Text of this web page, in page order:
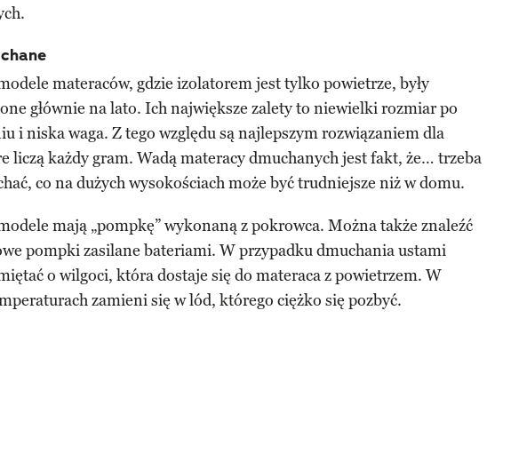
materaców, gdzie izolatorem jest tylko powietrze, były
głównie na lato. Ich największe zalety to niewielki rozmiar po
i niska waga. Z tego względu są najlepszym rozwiązaniem dla
liczą każdy gram. Wadą materacy dmuchanych jest fakt, że… trzeba
co na dużych wysokościach może być trudniejsze niż w domu.
mają „pompkę” wykonaną z pokrowca. Można także znaleźć
pompki zasilane bateriami. W przypadku dmuchania ustami
o wilgoci, która dostaje się do materaca z powietrzem. W
zamieni się w lód, którego ciężko się pozbyć.